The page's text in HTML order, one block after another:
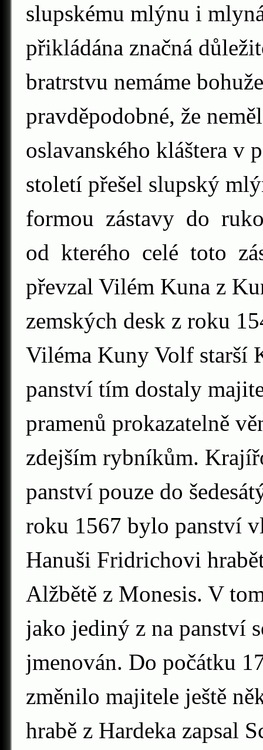
slupskému mlýnu i
přikládána značná
bratrstvu nemáme
pravděpodobné, že
oslavanského kláštera v
století přešel slupský
formou zástavy do
od kterého celé toto
převzal Vilém Kuna z
zemských desk z roku
Viléma Kuny Volf starší
panství tím dostaly
pramenů prokazatelně
zdejším rybníkům.
panství pouze do
roku 1567 bylo panství
Hanuši Fridrichovi
Alžbětě z Monesis. V
jako jediný z na panství
jmenován. Do počátku
změnilo majitele ještě
hrabě z Hardeka zapsal